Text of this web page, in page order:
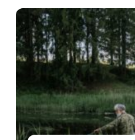
över ämnet, ...